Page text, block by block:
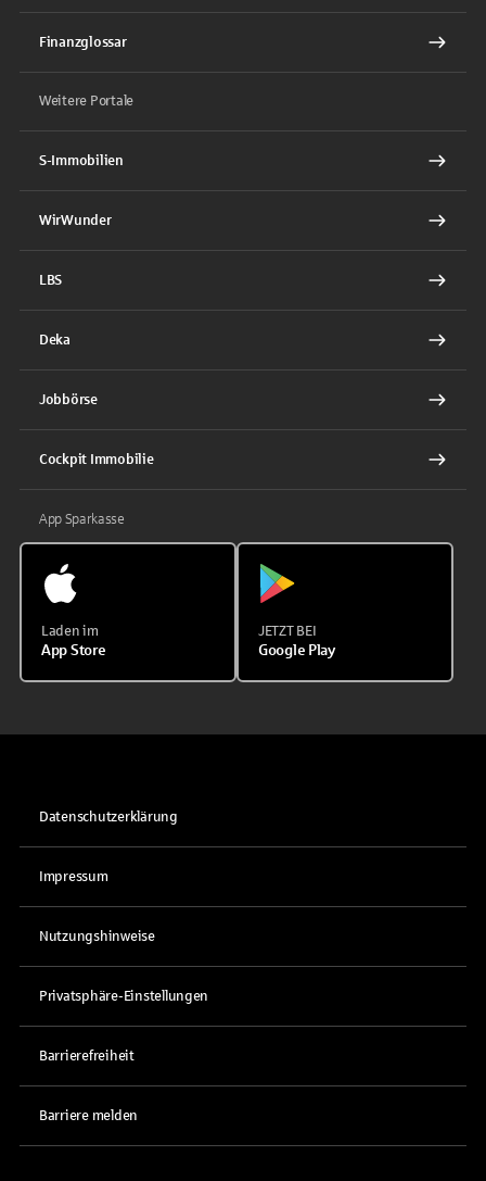
Finanzglossar
Weitere Portale
S-Immobilien
WirWunder
LBS
Deka
Jobbörse
Cockpit Immobilie
App Sparkasse
Laden im
App Store
JETZT BEI
Google Play
Datenschutzerklärung
Impressum
Nutzungshinweise
Privatsphäre-Einstellungen
Barrierefreiheit
Barriere melden